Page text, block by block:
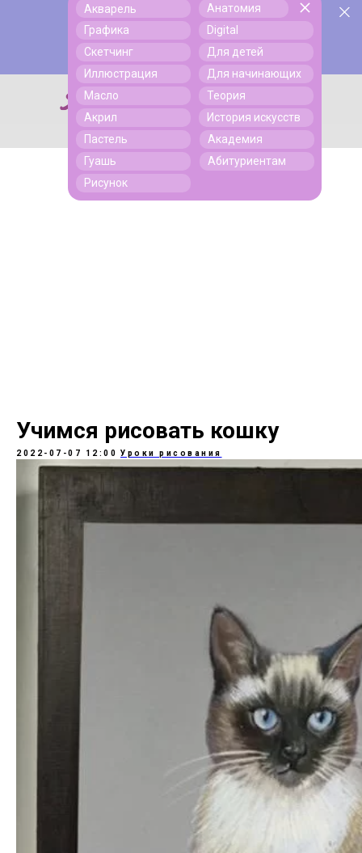
Поиск
Поиск
Акварель
Графика
Скетчинг
Иллюстрация
Масло
Акрил
Пастель
Гуашь
Рисунок
Анатомия
Digital
Для детей
Для начинающих
Теория
История искусств
Академия
Абитуриентам
Учимся рисовать кошку
2022-07-07 12:00 Уроки рисования